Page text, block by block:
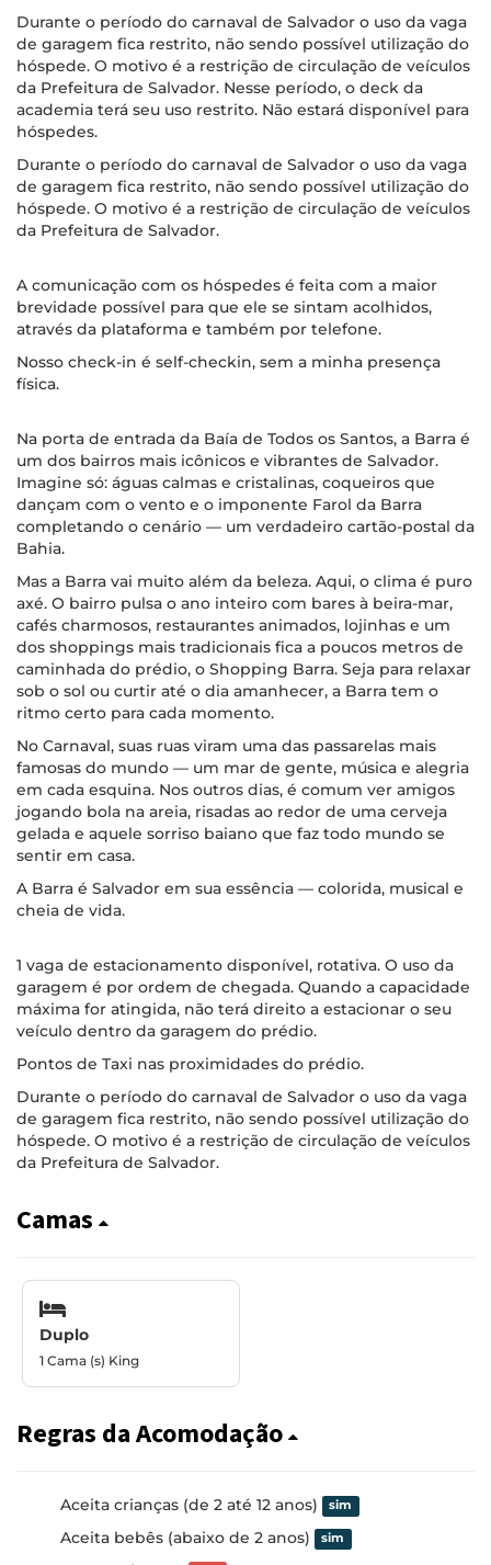
Durante o período do carnaval de Salvador o uso da vaga
de garagem fica restrito, não sendo possível utilização do
hóspede. O motivo é a restrição de circulação de veículos
da Prefeitura de Salvador. Nesse período, o deck da
academia terá seu uso restrito. Não estará disponível para
hóspedes.
Durante o período do carnaval de Salvador o uso da vaga
de garagem fica restrito, não sendo possível utilização do
hóspede. O motivo é a restrição de circulação de veículos
da Prefeitura de Salvador.
A comunicação com os hóspedes é feita com a maior
brevidade possível para que ele se sintam acolhidos,
através da plataforma e também por telefone.
Nosso check-in é self-checkin, sem a minha presença
física.
Na porta de entrada da Baía de Todos os Santos, a Barra é
um dos bairros mais icônicos e vibrantes de Salvador.
Imagine só: águas calmas e cristalinas, coqueiros que
dançam com o vento e o imponente Farol da Barra
completando o cenário — um verdadeiro cartão-postal da
Bahia.
Mas a Barra vai muito além da beleza. Aqui, o clima é puro
axé. O bairro pulsa o ano inteiro com bares à beira-mar,
cafés charmosos, restaurantes animados, lojinhas e um
dos shoppings mais tradicionais fica a poucos metros de
caminhada do prédio, o Shopping Barra. Seja para relaxar
sob o sol ou curtir até o dia amanhecer, a Barra tem o
ritmo certo para cada momento.
No Carnaval, suas ruas viram uma das passarelas mais
famosas do mundo — um mar de gente, música e alegria
em cada esquina. Nos outros dias, é comum ver amigos
jogando bola na areia, risadas ao redor de uma cerveja
gelada e aquele sorriso baiano que faz todo mundo se
sentir em casa.
A Barra é Salvador em sua essência — colorida, musical e
cheia de vida.
1 vaga de estacionamento disponível, rotativa. O uso da
garagem é por ordem de chegada. Quando a capacidade
máxima for atingida, não terá direito a estacionar o seu
veículo dentro da garagem do prédio.
Pontos de Taxi nas proximidades do prédio.
Durante o período do carnaval de Salvador o uso da vaga
de garagem fica restrito, não sendo possível utilização do
hóspede. O motivo é a restrição de circulação de veículos
da Prefeitura de Salvador.
Camas
Duplo
1 Cama (s) King
Regras da Acomodação
Aceita crianças (de 2 até 12 anos) sim
Aceita bebês (abaixo de 2 anos) sim